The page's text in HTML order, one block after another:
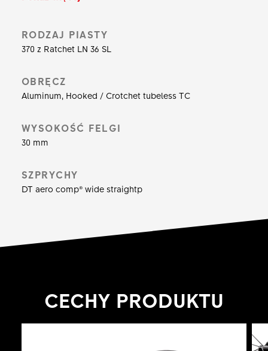
RODZAJ PIASTY
370 z Ratchet LN 36 SL
OBRĘCZ
Aluminum, Hooked / Crotchet tubeless TC
WYSOKOŚĆ FELGI
30 mm
SZPRYCHY
DT aero comp® wide straightp
CECHY PRODUKTU